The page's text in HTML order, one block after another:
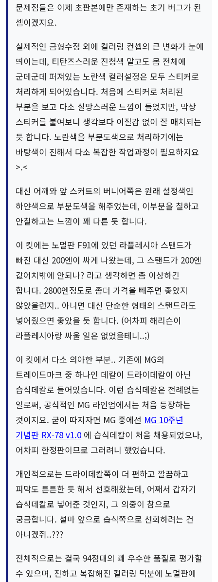
문제점들은 이제 초판본에만 존재하는 초기 버그가 된
셈이겠지요.
실제적인 금형수정 외에 컬러링 컨셉의 큰 변화가 눈에
띄이는데, 티탄즈스러운 진청색 말고도 몸 전체에
군데군데 퍼져있는 노란색 컬러설정은 모두 스티커로
처리하게 되어있습니다. 처음에 스티커로 처리된
부분을 보고 다소 실망스러운 느낌이 들었지만, 막상
스티커를 붙여보니 생각보다 이질감 없이 잘 매치되는
듯 합니다. 노란색을 부분도색으로 처리하기에는
바탕색이 진해서 다소 복잡한 작업과정이 필요하지요
>.<
대신 어깨와 앞 스커트의 버니어쪽은 원래 설정색인
하얀색으로 부분도색을 해주었는데, 이부분을 칠하고
안칠하고는 느낌이 꽤 다른 듯 합니다.
이 킷에는 노멀판 F91에 있던 라플레시아 스탠드가
빠진 대신 200엔이 싸게 나왔는데, 그 스탠드가 200엔
값어치밖에 안되나? 라고 생각하면 좀 이상하긴
합니다. 2800엔정도로 좀더 가격을 빼주면 좋았지
않았을런지.. 아니면 대신 단순한 형태의 스탠드라도
넣어줬으면 좋았을 듯 합니다. (어차피 해리슨이
라플레시아랑 싸울 일은 없었을테니..;)
이 킷에서 다소 의아한 부분.. 기존에 MG의
트레이드마크 중 하나인 데칼이 드라이데칼이 아닌
습식데칼로 들어있습니다. 이런 습식데칼은 전례없는
일로써, 공식적인 MG 라인업에서는 처음 등장하는
것이지요. 굳이 따지자면 MG 중에선 MG 10주년
기념판 RX-78 v1.0 에 습식데칼이 처음 채용되었으나,
어차피 한정판이므로 그러려니 했었습니다.
개인적으로는 드라이데칼쪽이 더 편하고 깔끔하고
피막도 튼튼한 듯 해서 선호해왔는데, 어째서 갑자기
습식데칼로 넣어준 것인지, 그 의중이 참으로
궁금합니다. 설마 앞으로 습식쪽으로 선회하려는 건
아니겠쥐..???
전체적으로는 결국 94점대의 꽤 우수한 품질로 평가할
수 있으며, 진하고 복잡해진 컬러링 덕분에 노멀판에